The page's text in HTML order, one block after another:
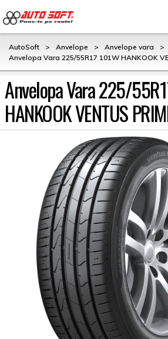
AutoSoft > Anvelope > Anvelope vara >
Anvelopa Vara 225/55R17 101W HANKOOK
Anvelopa Vara 225/
HANKOOK VENTUS